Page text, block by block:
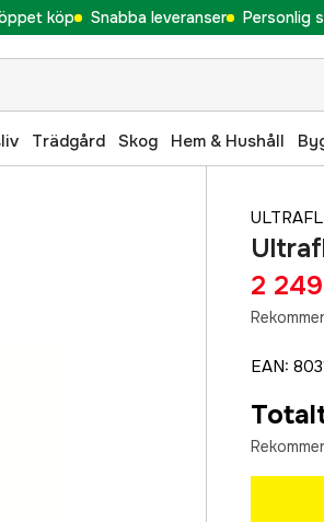
köp Snabba leveranser Personlig
Trädgård Skog Hem & Hushåll
2
EAN: